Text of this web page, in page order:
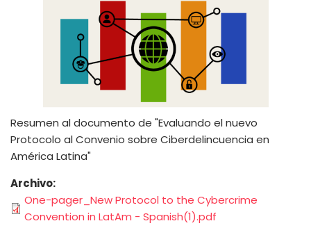
Resumen al documento de "Evaluando el nuevo
Protocolo al Convenio sobre Ciberdelincuencia en
América Latina"
Archivo
One-pager_New Protocol to the Cybercrime
Convention in LatAm - Spanish(1).pdf